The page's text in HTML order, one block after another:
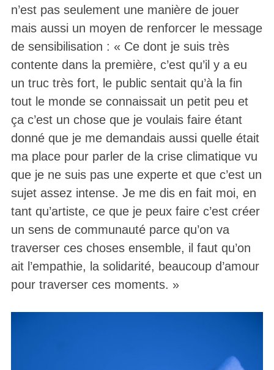
n’est pas seulement une manière de jouer
mais aussi un moyen de renforcer le message
de sensibilisation : « Ce dont je suis très
contente dans la première, c’est qu’il y a eu
un truc très fort, le public sentait qu’à la fin
tout le monde se connaissait un petit peu et
ça c’est un chose que je voulais faire étant
donné que je me demandais aussi quelle était
ma place pour parler de la crise climatique vu
que je ne suis pas une experte et que c’est un
sujet assez intense. Je me dis en fait moi, en
tant qu’artiste, ce que je peux faire c’est créer
un sens de communauté parce qu’on va
traverser ces choses ensemble, il faut qu’on
ait l’empathie, la solidarité, beaucoup d’amour
pour traverser ces moments. »